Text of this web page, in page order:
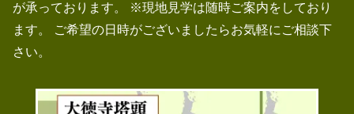
が承っております。 ※現地見学は随時ご案内をしており
ます。 ご希望の日時がございましたらお気軽にご相談下
さい。